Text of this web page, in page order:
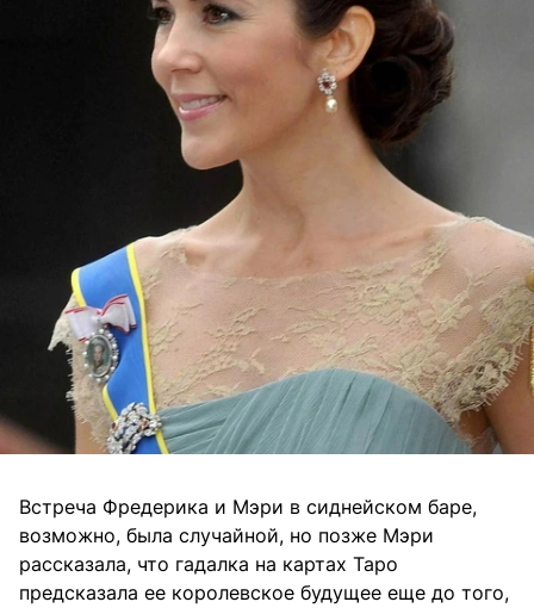
Встреча Фредерика и Мэри в сиднейском баре,
возможно, была случайной, но позже Мэри
рассказала, что гадалка на картах Таро
предсказала ее королевское будущее еще до того,